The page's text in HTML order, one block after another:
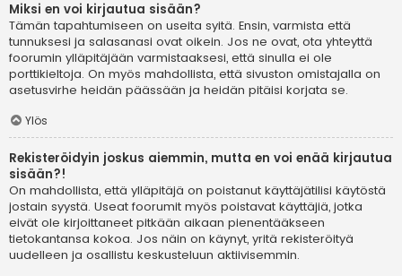
Miksi en voi kirjautua sisään?
Tämän tapahtumiseen on useita syitä. Ensin, varmista että
tunnuksesi ja salasanasi ovat oikein. Jos ne ovat, ota yhteyttä
foorumin ylläpitäjään varmistaaksesi, että sinulla ei ole
porttikieltoja. On myös mahdollista, että sivuston omistajalla on
asetusvirhe heidän päässään ja heidän pitäisi korjata se.
Ylös
Rekisteröidyin joskus aiemmin, mutta en voi enää kirjautua
sisään?!
On mahdollista, että ylläpitäjä on poistanut käyttäjätilisi käytöstä
jostain syystä. Useat foorumit myös poistavat käyttäjiä, jotka
eivät ole kirjoittaneet pitkään aikaan pienentääkseen
tietokantansa kokoa. Jos näin on käynyt, yritä rekisteröityä
uudelleen ja osallistu keskusteluun aktiivisemmin.